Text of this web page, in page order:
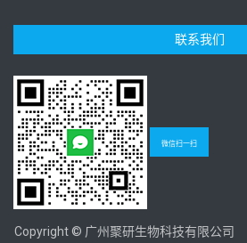
联系我们
微信扫一扫
Copyright © 广州聚研生物科技有限公司